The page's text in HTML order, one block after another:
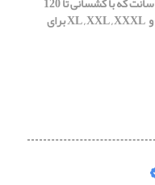
سانت میشه برای سایزین 40 تا 50 برای زنان و XL , XXL , XXXL برای